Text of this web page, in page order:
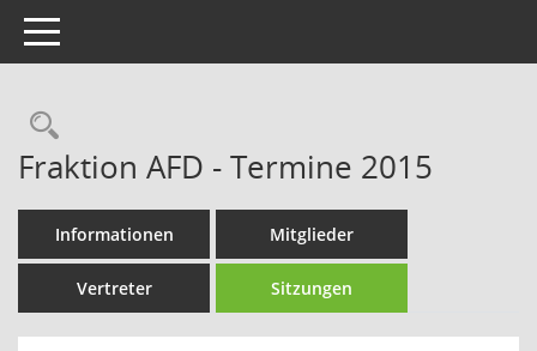
Toggle navigation
Rechercheauswahl
Fraktion AFD - Termine 2015
Informationen Mitglieder
Vertreter Sitzungen